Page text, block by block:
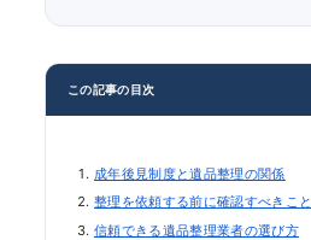
この記事の目次
成年後見制度と遺品整理の関係
整理を依頼する前に確認すべきこと
信頼できる遺品整理業者の選び方